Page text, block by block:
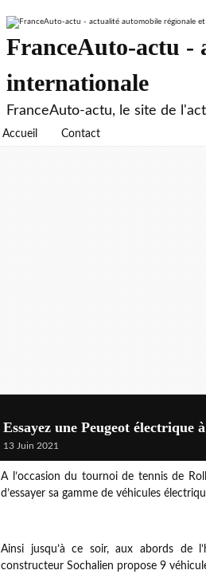
FranceAuto-actu -
internationale
FranceAuto-actu, le site de
Accueil Contact
Essayez une Peugeot électrique
13 Juin 2021
A l’occasion du tournoi de tennis de
d’essayer sa gamme de véhicules
Ainsi jusqu’à ce soir, aux abords de
constructeur Sochalien propose 9